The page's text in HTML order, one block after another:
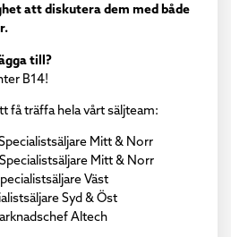
att diskutera dem med både
till?
B14!
få träffa hela vårt säljteam:
Mitt & Norr
Mitt & Norr
Väst
Syd & Öst
Altech